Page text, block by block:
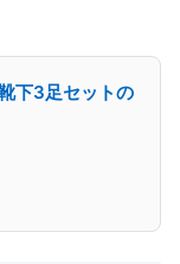
下3足セットの